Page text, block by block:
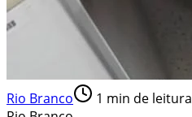
Rio Branco 1 min de leitura